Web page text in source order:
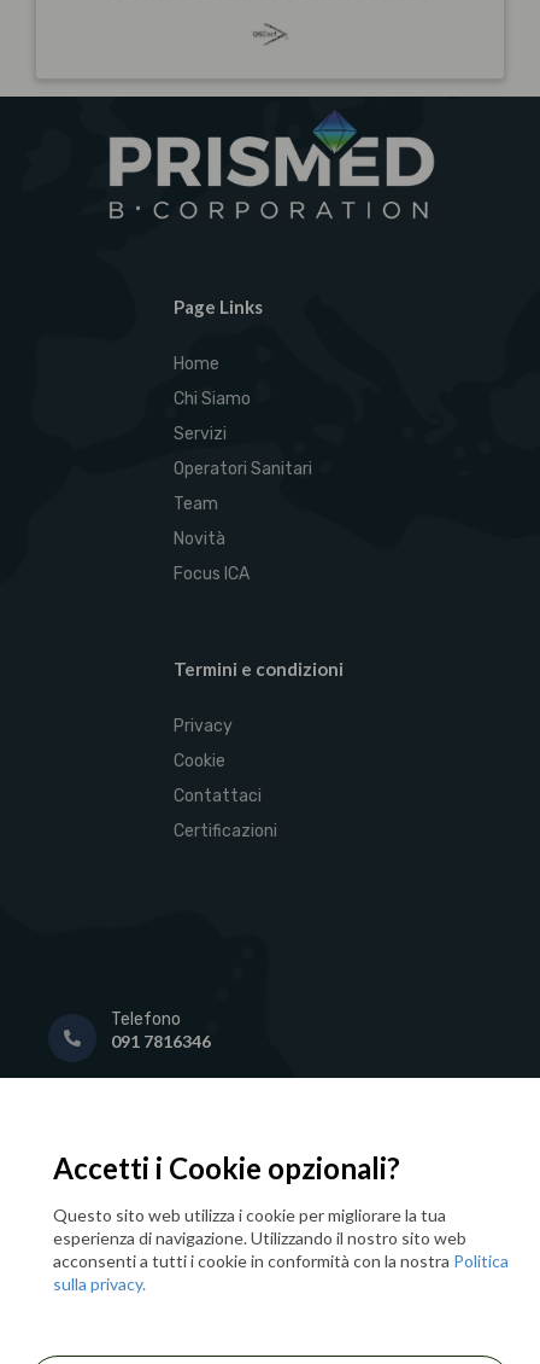
Accetti i Cookie opzionali?
Questo sito web utilizza i cookie per migliorare la tua
esperienza di navigazione. Utilizzando il nostro sito web
acconsenti a tutti i cookie in conformità con la nostra Politica
sulla privacy.
Page Links
Home
Chi Siamo
Servizi
Operatori Sanitari
Team
Novità
Focus ICA
Termini e condizioni
Privacy
Cookie
Contattaci
Certificazioni
Telefono
091 7816346
Social
Social
Piazza Stazione San Lorenzo 15, Palermo, 90146